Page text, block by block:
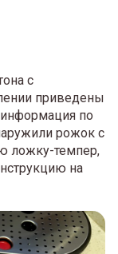
с
приведены
по
рожок с
ложку-темпер,
на